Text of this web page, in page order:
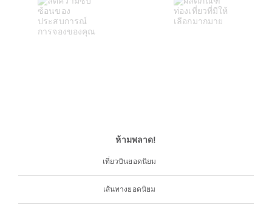
ห้ามพลาด!
เที่ยวบินยอดนิยม
เส้นทางยอดนิยม